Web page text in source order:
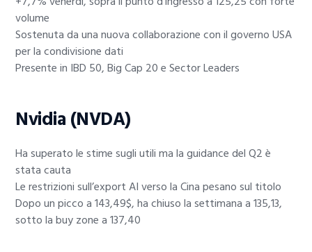
volume
Sostenuta da una nuova collaborazione con il governo USA
per la condivisione dati
Presente in IBD 50, Big Cap 20 e Sector Leaders
Nvidia (NVDA)
Ha superato le stime sugli utili ma la guidance del Q2 è
stata cauta
Le restrizioni sull’export AI verso la Cina pesano sul titolo
Dopo un picco a 143,49$, ha chiuso la settimana a 135,13,
sotto la buy zone a 137,40